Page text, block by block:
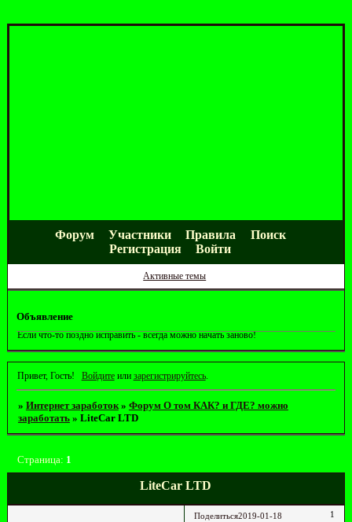
Форум Участники Правила
Поиск
Регистрация
Войти
Активные темы
Объявление
Если что-то поздно исправить - всегда можно начать заново!
Привет, Гость! Войдитеили зарегистрируйтесь.
» Интернет заработок » Форум О том КАК? и ГДЕ? можно
заработать » LiteCar LTD
LiteCar LTD
Страница: 1
Поделиться 1
2019-01-18